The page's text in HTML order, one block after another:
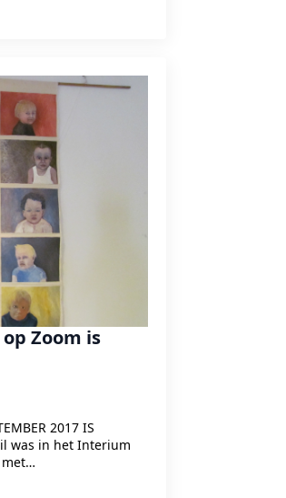
Zoom is
2017 IS
was in het Interium
met…